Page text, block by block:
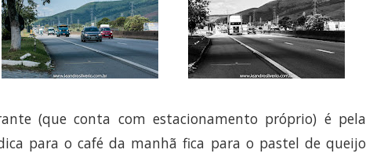
(que conta com estacionamento próprio) é pela
para o café da manhã fica para o pastel de queijo